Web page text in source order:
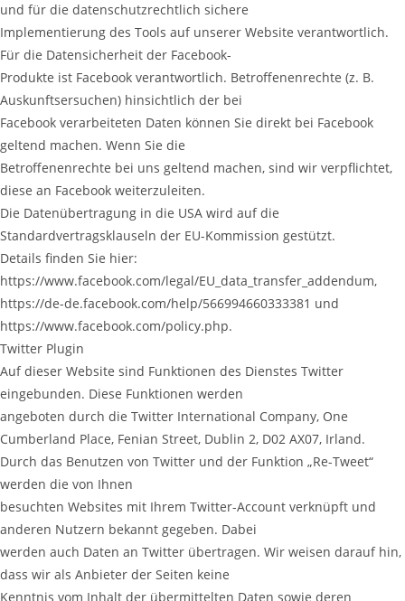
und für die datenschutzrechtlich sichere
Implementierung des Tools auf unserer Website verantwortlich.
Für die Datensicherheit der Facebook-
Produkte ist Facebook verantwortlich. Betroffenenrechte (z. B.
Auskunftsersuchen) hinsichtlich der bei
Facebook verarbeiteten Daten können Sie direkt bei Facebook
geltend machen. Wenn Sie die
Betroffenenrechte bei uns geltend machen, sind wir verpflichtet,
diese an Facebook weiterzuleiten.
Die Datenübertragung in die USA wird auf die
Standardvertragsklauseln der EU-Kommission gestützt.
Details finden Sie hier:
https://www.facebook.com/legal/EU_data_transfer_addendum,
https://de-de.facebook.com/help/566994660333381 und
https://www.facebook.com/policy.php.
Twitter Plugin
Auf dieser Website sind Funktionen des Dienstes Twitter
eingebunden. Diese Funktionen werden
angeboten durch die Twitter International Company, One
Cumberland Place, Fenian Street, Dublin 2, D02 AX07, Irland.
Durch das Benutzen von Twitter und der Funktion „Re-Tweet“
werden die von Ihnen
besuchten Websites mit Ihrem Twitter-Account verknüpft und
anderen Nutzern bekannt gegeben. Dabei
werden auch Daten an Twitter übertragen. Wir weisen darauf hin,
dass wir als Anbieter der Seiten keine
Kenntnis vom Inhalt der übermittelten Daten sowie deren